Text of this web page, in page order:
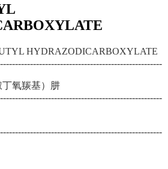
HYDRAZODICARBOXYLATE
氧羰基）肼